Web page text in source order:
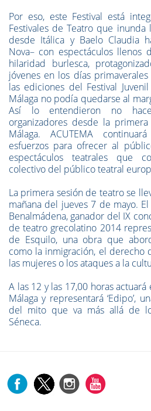
Por eso, este Festival está
Festivales de Teatro que inunda
desde Itálica y Baelo Claudia
Nova– con espectáculos llenos
hilaridad burlesca,
jóvenes en los días
las ediciones del Festival
Málaga no podía quedarse al
Así lo entendieron no
organizadores desde la
Málaga. ACUTEMA
esfuerzos para ofrecer al
espectáculos teatrales que
colectivo del público teatral
La primera sesión de teatro se
mañana del jueves 7 de mayo.
Benalmádena, ganador del IX
de teatro grecolatino 2014
de Esquilo, una obra que
como la inmigración, el derecho
las mujeres o los ataques a la
A las 12 y las 17,00 horas
Málaga y representará ‘Edipo’,
del mito que va más allá de
Séneca.